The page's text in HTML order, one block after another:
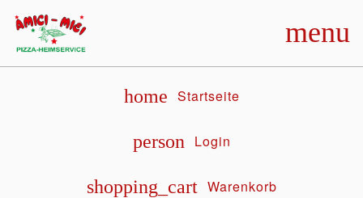
menu
home Startseite
person Login
shopping_cart Warenkorb